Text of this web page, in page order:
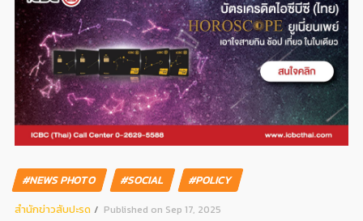
#NEWS PHOTO #SOCIAL
#POLICY
สํานักข่าวสับปะรด
Published on Sep 17, 2025